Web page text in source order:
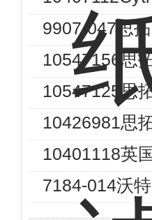
9907-047思
10547156思
10547125思
10426981思
10401118英
7184-014沃